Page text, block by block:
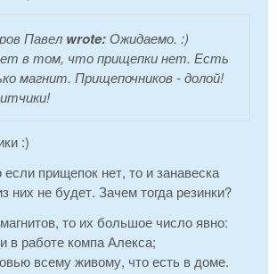
Павел wrote:Ожидаемо. :)
в том, что прищепки нет. Есть
магнит. Прищепочников - долой!
:)
если прищепок нет, то и занавеска
них не будет. Зачем тогда резинки?
то их большое число явно:
в работе компа Алекса;
всему живому, что есть в доме.